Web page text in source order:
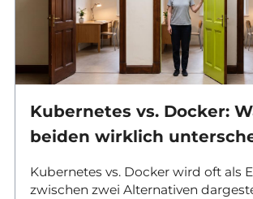
Kubernetes vs. Docker:
beiden wirklich
Kubernetes vs. Docker wird oft als
zwischen zwei Alternativen